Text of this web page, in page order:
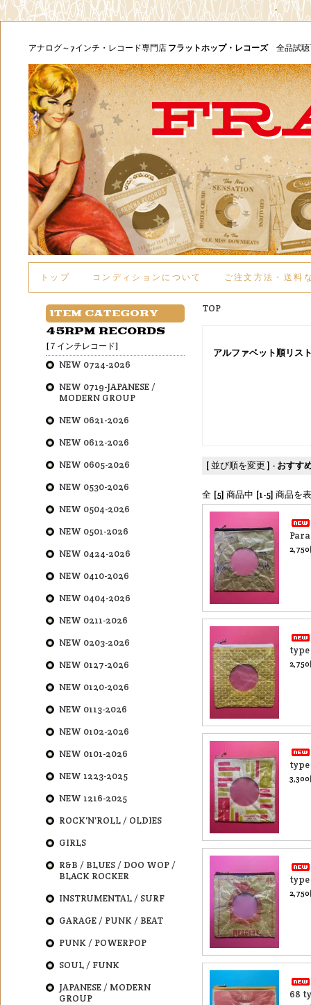
アナログ～7インチ・レコード専門店 フラットホップ・レコーズ全品試
トップ コンディションについて ご注文方法・送料
TOP
アルファベット順リス
[ 並び順を変更 ] - おすす
全 [5] 商品中 [1-5] 商品を
2,750
type
2,750
type
type
2,750
68
ITEM CATEGORY
45RPM RECORDS
[７インチレコード]
NEW 0724-2026
NEW 0719-JAPANESE /
MODERN GROUP
NEW 0621-2026
NEW 0612-2026
NEW 0605-2026
NEW 0530-2026
NEW 0504-2026
NEW 0501-2026
NEW 0424-2026
NEW 0410-2026
NEW 0404-2026
NEW 0211-2026
NEW 0203-2026
NEW 0127-2026
NEW 0120-2026
NEW 0113-2026
NEW 0102-2026
NEW 0101-2026
NEW 1223-2025
NEW 1216-2025
ROCK'N'ROLL / OLDIES
GIRLS
R&B / BLUES / DOO WOP /
BLACK ROCKER
INSTRUMENTAL / SURF
GARAGE / PUNK / BEAT
PUNK / POWERPOP
SOUL / FUNK
JAPANESE / MODERN
GROUP